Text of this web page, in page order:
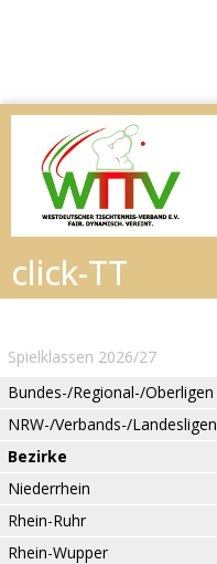
Spielklassen 2026/27
Bundes-/Regional-/Oberligen
NRW-/Verbands-/Landesligen
Bezirke
Niederrhein
Rhein-Ruhr
Rhein-Wupper